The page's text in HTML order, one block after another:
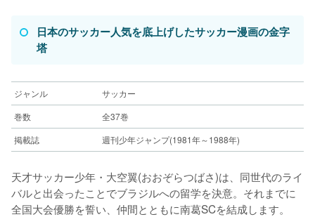
日本のサッカー人気を底上げしたサッカー漫画の金字
塔
ジャンル
サッカー
巻数
全37巻
掲載誌
週刊少年ジャンプ(1981年～1988年)
天才サッカー少年・大空翼(おおぞらつばさ)は、同世代のライ
バルと出会ったことでブラジルへの留学を決意。それまでに
全国大会優勝を誓い、仲間とともに南葛SCを結成します。